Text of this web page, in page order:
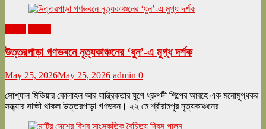
উত্তরপাড়া গণভবনে নৃত্যকাঞ্চনের ‘ধুন’-এ মুগ্ধ দর্শক
May 25, 2026May 25, 2026 admin 0
সোশ্যাল মিডিয়ার কোলাহল আর যান্ত্রিকতার যুগে ধ্রুপদী শিল্পের আবহে এক মনোমুগ্ধকর
সন্ধ্যার সাক্ষী থাকল উত্তরপাড়া গণভবন। ২২ মে শ্রীরামপুর নৃত্যকাঞ্চনের